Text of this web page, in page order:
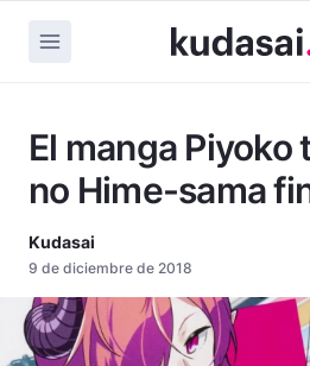
El manga Piyoko
no Hime-sama
Kudasai
9 de diciembre de 2018